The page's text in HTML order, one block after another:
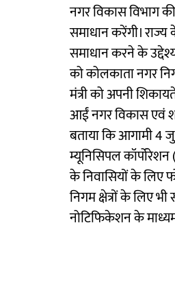
नगर विकास विभाग
समाधान करेंगी।
समाधान करने के
को कोलकाता नगर
मंत्री को अपनी
आईं नगर विकास एवं
बताया कि आगामी 4
म्यूनिसिपल
के निवासियों के लिए
निगम क्षेत्रों के लिए
नोटिफिकेशन के